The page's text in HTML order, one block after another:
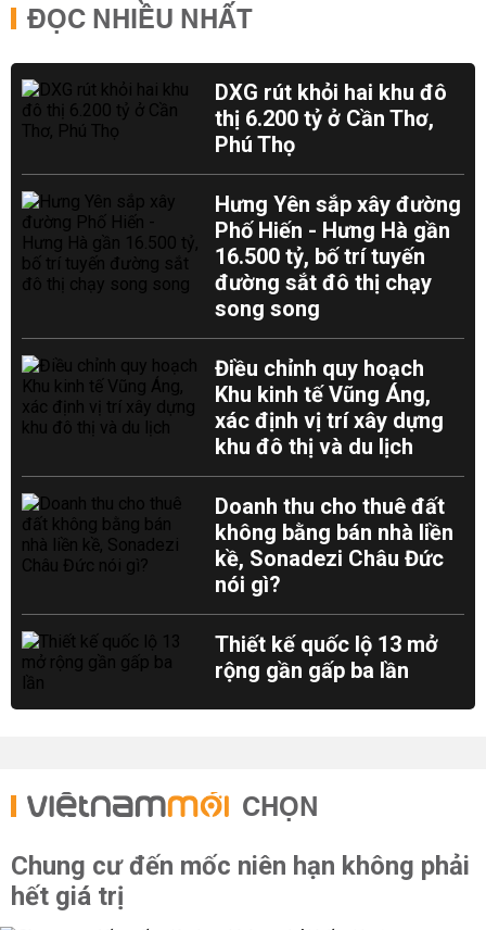
ĐỌC NHIỀU NHẤT
DXG rút khỏi hai khu đô
thị 6.200 tỷ ở Cần Thơ,
Phú Thọ
Hưng Yên sắp xây đường
Phố Hiến - Hưng Hà gần
16.500 tỷ, bố trí tuyến
đường sắt đô thị chạy
song song
Điều chỉnh quy hoạch
Khu kinh tế Vũng Áng,
xác định vị trí xây dựng
khu đô thị và du lịch
Doanh thu cho thuê đất
không bằng bán nhà liền
kề, Sonadezi Châu Đức
nói gì?
Thiết kế quốc lộ 13 mở
rộng gần gấp ba lần
CHỌN
Chung cư đến mốc niên hạn không phải
hết giá trị